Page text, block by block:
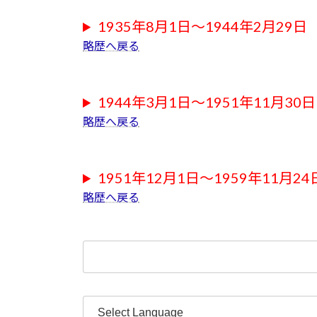
1935年8月1日～1944年2月29日
略歴へ戻る
1944年3月1日～1951年11月30日
略歴へ戻る
1951年12月1日～1959年11月24
略歴へ戻る